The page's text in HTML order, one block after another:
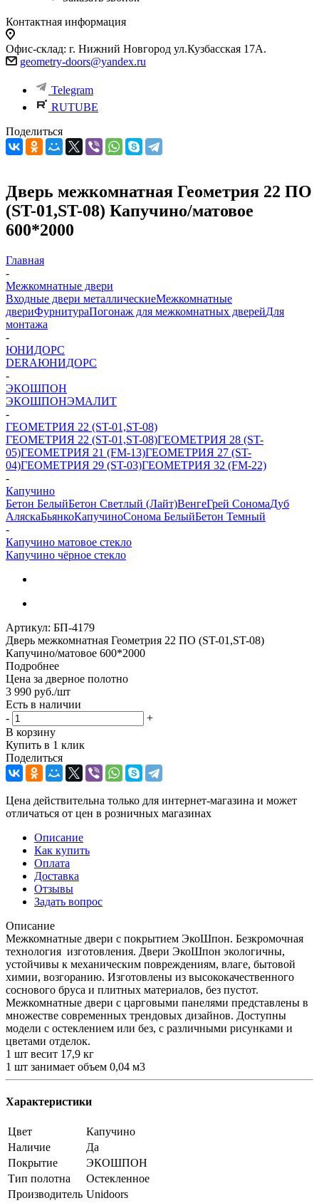
Контактная информация
Офис-склад: г. Нижний Новгород ул.Кузбасская 17А.
geometry-doors@yandex.ru
Telegram
RUTUBE
Поделиться
Дверь межкомнатная Геометрия 22 ПО
(ST-01,ST-08) Капучино/матовое
600*2000
Главная
-
Межкомнатные двери
Входные двери металлическиеМежкомнатные
двериФурнитураПогонаж для межкомнатных дверейДля
монтажа
-
ЮНИДОРС
DERAЮНИДОРС
-
ЭКОШПОН
ЭКОШПОНЭМАЛИТ
-
ГЕОМЕТРИЯ 22 (ST-01,ST-08)
ГЕОМЕТРИЯ 22 (ST-01,ST-08)ГЕОМЕТРИЯ 28 (ST-
05)ГЕОМЕТРИЯ 21 (FM-13)ГЕОМЕТРИЯ 27 (ST-
04)ГЕОМЕТРИЯ 29 (ST-03)ГЕОМЕТРИЯ 32 (FM-22)
-
Капучино
Бетон БелыйБетон Светлый (Лайт)ВенгеГрей СономаДуб
АляскаБьянкоКапучиноСонома БелыйБетон Темный
-
Капучино матовое стекло
Капучино чёрное стекло
Артикул: БП-4179
Дверь межкомнатная Геометрия 22 ПО (ST-01,ST-08)
Капучино/матовое 600*2000
Подробнее
Цена за дверное полотно
3 990 руб./шт
Есть в наличии
-
+
В корзину
Купить в 1 клик
Поделиться
Цена действительна только для интернет-магазина и может
отличаться от цен в розничных магазинах
Описание
Как купить
Оплата
Доставка
Отзывы
Задать вопрос
Описание
Межкомнатные двери с покрытием ЭкоШпон. Безкромочная
технология изготовления. Двери ЭкоШпон экологичны,
устойчивы к механическим повреждениям, влаге, бытовой
химии, возгоранию. Изготовлены из высококачественного
соснового бруса и плитных материалов, без пустот.
Межкомнатные двери с царговыми панелями представлены в
множестве современных трендовых дизайнов. Доступны
модели с остеклением или без, с различными рисунками и
цветами отделок.
1 шт весит 17,9 кг
1 шт занимает объем 0,04 м3
Характеристики
Цвет
Капучино
Наличие
Да
Покрытие
ЭКОШПОН
Тип полотна
Остекленное
Производитель Unidoors